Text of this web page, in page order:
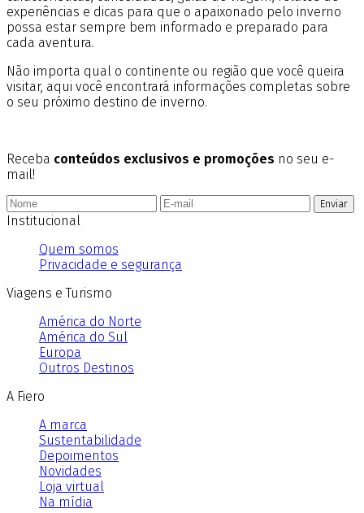
experiências e dicas para que o apaixonado pelo inverno
possa estar sempre bem informado e preparado para
cada aventura.
Não importa qual o continente ou região que você queira
visitar, aqui você encontrará informações completas sobre
o seu próximo destino de inverno.
Receba conteúdos exclusivos e promoções no seu e-
mail!
Enviar
Institucional
Quem somos
Privacidade e segurança
Viagens e Turismo
América do Norte
América do Sul
Europa
Outros Destinos
A Fiero
A marca
Sustentabilidade
Depoimentos
Novidades
Loja virtual
Na mídia